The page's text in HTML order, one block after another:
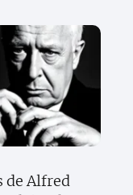
de Alfred